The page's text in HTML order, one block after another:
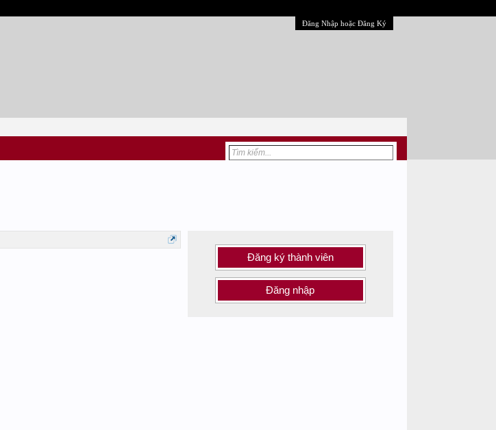
Đăng Nhập hoặc Đăng Ký
Đăng ký thành viên
Đăng nhập